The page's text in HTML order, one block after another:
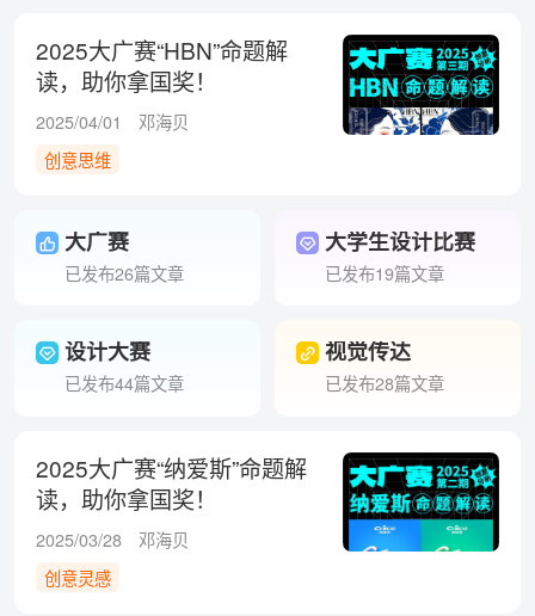
2025大广赛“HBN”命题解
读，助你拿国奖！
2025/04/01
邓海贝
创意思维
大广赛
已发布26篇文章
大学生设计比赛
已发布19篇文章
设计大赛
已发布44篇文章
视觉传达
已发布28篇文章
2025大广赛“纳爱斯”命题解
读，助你拿国奖！
2025/03/28
邓海贝
创意灵感